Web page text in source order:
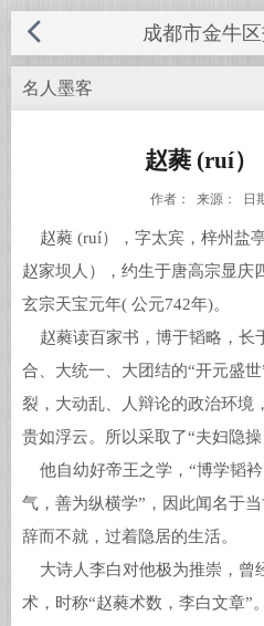
电话：028-87574968
手机：185-8266-9919
网址：www.cdytsh.com
邮箱：569666549@qq.com
QQ号：569666549
联系人：胥先生
地址：成都市金牛区蜀西路66号
西城D幢8楼
关闭
Copyright © www.cdytsh.com , All Rights
◆
◆
◆
◆
◆
◆
成都市金牛
名人墨客
赵蕤 (ruí）
作者： 来源： 日
赵蕤 (ruí），字太宾，梓州盐
赵家坝人），约生于唐高宗显庆
玄宗天宝元年( 公元742年)。
赵蕤读百家书，博于韬略，长
合、大统一、大团结的“开元盛
裂，大动乱、人辩论的政治环境
贵如浮云。所以采取了“夫妇隐操
他自幼好帝王之学，“博学韬
气，善为纵横学”，因此闻名于
辞而不就，过着隐居的生活。
大诗人李白对他极为推崇，曾
术，时称“赵蕤术数，李白文章”